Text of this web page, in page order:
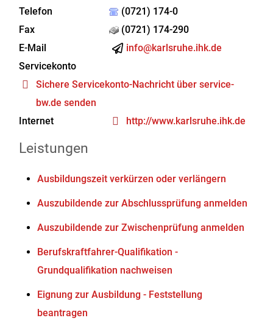
Telefon
(0721) 174-0
Fax
(0721) 174-290
E-Mail
info@karlsruhe.ihk.de
Servicekonto
Sichere Servicekonto-Nachricht über service-
bw.de senden
Internet
http://www.karlsruhe.ihk.de
Leistungen
Ausbildungszeit verkürzen oder verlängern
Auszubildende zur Abschlussprüfung anmelden
Auszubildende zur Zwischenprüfung anmelden
Berufskraftfahrer-Qualifikation -
Grundqualifikation nachweisen
Eignung zur Ausbildung - Feststellung
beantragen